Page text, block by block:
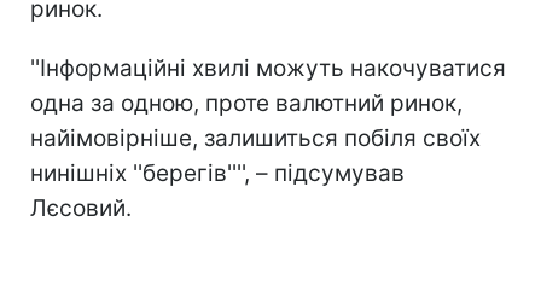
ринок.
''Інформаційні хвилі можуть накочуватися
одна за одною, проте валютний ринок,
найімовірніше, залишиться побіля своїх
нинішніх ''берегів'''', – підсумував
Лєсовий.